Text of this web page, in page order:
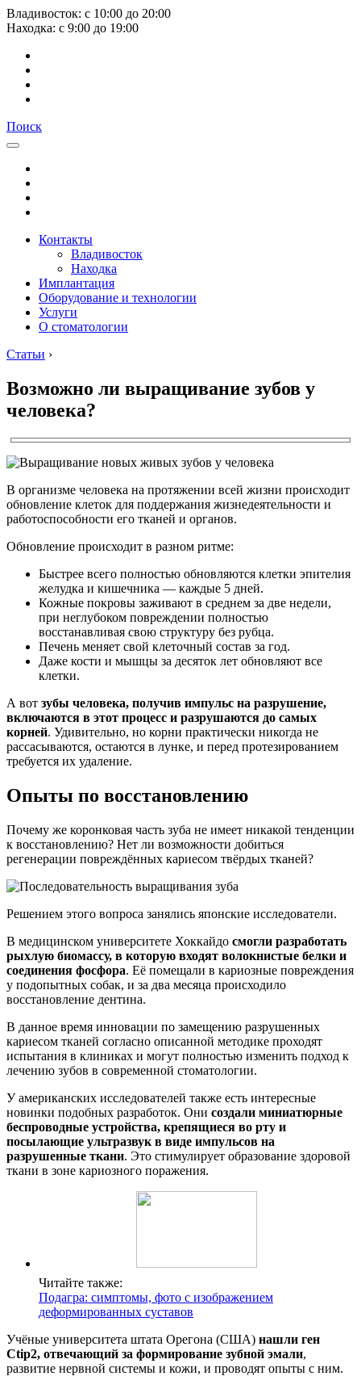
Владивосток: с 10:00 до 20:00
Находка: с 9:00 до 19:00
Поиск
Контакты
Владивосток
Находка
Имплантация
Оборудование и технологии
Услуги
О стоматологии
Статьи ›
Возможно ли выращивание зубов у
человека?
В организме человека на протяжении всей жизни происходит
обновление клеток для поддержания жизнедеятельности и
работоспособности его тканей и органов.
Обновление происходит в разном ритме:
Быстрее всего полностью обновляются клетки эпителия
желудка и кишечника — каждые 5 дней.
Кожные покровы заживают в среднем за две недели,
при неглубоком повреждении полностью
восстанавливая свою структуру без рубца.
Печень меняет свой клеточный состав за год.
Даже кости и мышцы за десяток лет обновляют все
клетки.
А вот зубы человека, получив импульс на разрушение,
включаются в этот процесс и разрушаются до самых
корней. Удивительно, но корни практически никогда не
рассасываются, остаются в лунке, и перед протезированием
требуется их удаление.
Опыты по восстановлению
Почему же коронковая часть зуба не имеет никакой тенденции
к восстановлению? Нет ли возможности добиться
регенерации повреждённых кариесом твёрдых тканей?
Решением этого вопроса занялись японские исследователи.
В медицинском университете Хоккайдо смогли разработать
рыхлую биомассу, в которую входят волокнистые белки и
соединения фосфора. Её помещали в кариозные повреждения
у подопытных собак, и за два месяца происходило
восстановление дентина.
В данное время инновации по замещению разрушенных
кариесом тканей согласно описанной методике проходят
испытания в клиниках и могут полностью изменить подход к
лечению зубов в современной стоматологии.
У американских исследователей также есть интересные
новинки подобных разработок. Они создали миниатюрные
беспроводные устройства, крепящиеся во рту и
посылающие ультразвук в виде импульсов на
разрушенные ткани. Это стимулирует образование здоровой
ткани в зоне кариозного поражения.
Читайте также:
Подагра: симптомы, фото с изображением
деформированных суставов
Учёные университета штата Орегона (США) нашли ген
Ctip2, отвечающий за формирование зубной эмали,
развитие нервной системы и кожи, и проводят опыты с ним.